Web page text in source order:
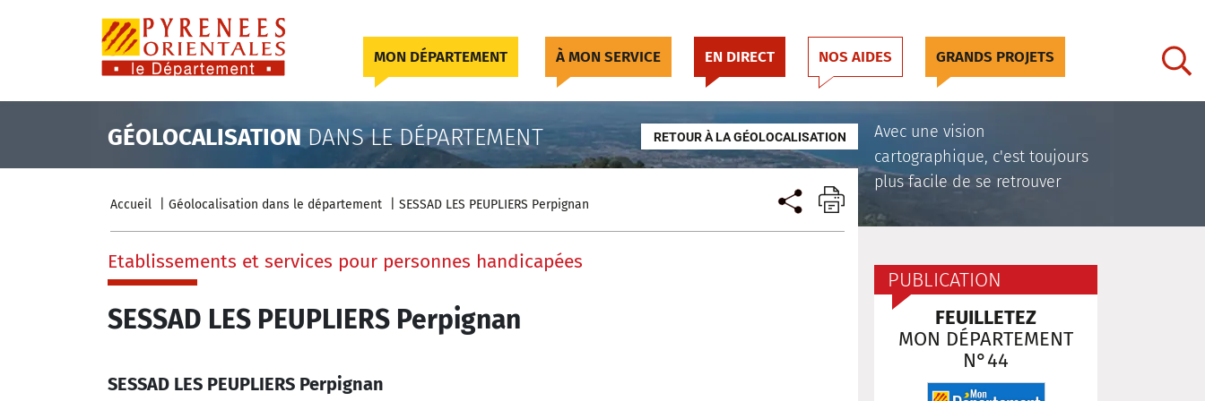
MON DÉPARTEMENT À MON SERVICE EN DIRECT NOS AIDES GRANDS PROJETS
GÉOLOCALISATION DANS LE DÉPARTEMENT RETOUR À LA GÉOLOCALISATION
Avec une vision
cartographique, c'est toujours
plus facile de se retrouver
Accueil Géolocalisation dans le département SESSAD LES PEUPLIERS Perpignan
Etablissements et services pour personnes handicapées
SESSAD LES PEUPLIERS Perpignan
SESSAD LES PEUPLIERS Perpignan
PUBLICATION
FEUILLETEZ
MON DÉPARTEMENT
N°44